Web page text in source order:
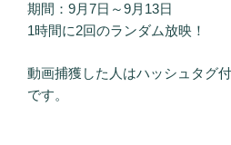
期間：9月7日～9月13日
1時間に2回のランダム放映！
動画捕獲した人はハッシュタグ
です。